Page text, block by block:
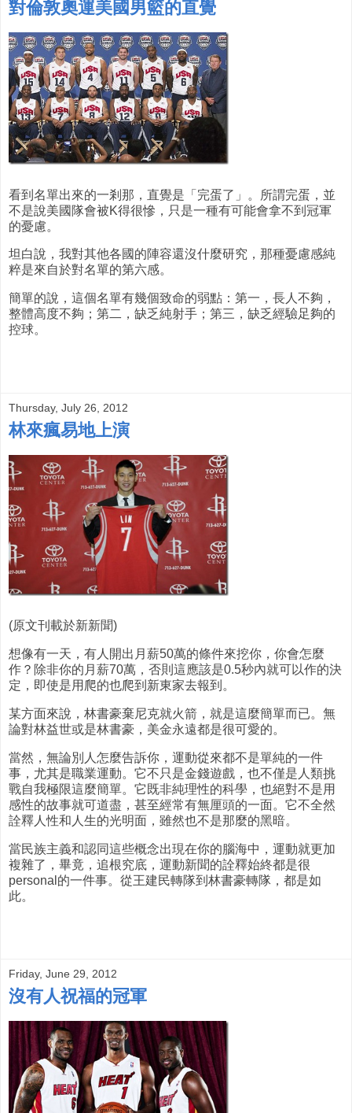
對倫敦奧運美國男籃的直覺
看到名單出來的一剎那，直覺是「完蛋了」。所謂完蛋，並
不是說美國隊會被K得很慘，只是一種有可能會拿不到冠軍
的憂慮。
坦白說，我對其他各國的陣容還沒什麼研究，那種憂慮感純
粹是來自於對名單的第六感。
簡單的說，這個名單有幾個致命的弱點：第一，長人不夠，
整體高度不夠；第二，缺乏純射手；第三，缺乏經驗足夠的
控球。
Thursday, July 26, 2012
林來瘋易地上演
(原文刊載於新新聞)
想像有一天，有人開出月薪50萬的條件來挖你，你會怎麼
作？除非你的月薪70萬，否則這應該是0.5秒內就可以作的決
定，即使是用爬的也爬到新東家去報到。
某方面來說，林書豪棄尼克就火箭，就是這麼簡單而已。無
論對林益世或是林書豪，美金永遠都是很可愛的。
當然，無論別人怎麼告訴你，運動從來都不是單純的一件
事，尤其是職業運動。它不只是金錢遊戲，也不僅是人類挑
戰自我極限這麼簡單。它既非純理性的科學，也絕對不是用
感性的故事就可道盡，甚至經常有無厘頭的一面。它不全然
詮釋人性和人生的光明面，雖然也不是那麼的黑暗。
當民族主義和認同這些概念出現在你的腦海中，運動就更加
複雜了，畢竟，追根究底，運動新聞的詮釋始終都是很
personal的一件事。從王建民轉隊到林書豪轉隊，都是如
此。
Friday, June 29, 2012
沒有人祝福的冠軍